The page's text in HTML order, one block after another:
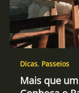
Dicas, Passeios
Mais que